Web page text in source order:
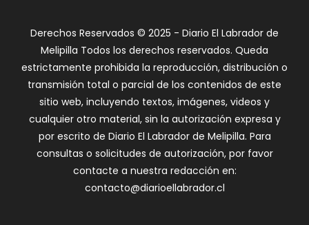
Derechos Reservados © 2025 - Diario El Labrador de
Melipilla Todos los derechos reservados. Queda
estrictamente prohibida la reproducción, distribución o
transmisión total o parcial de los contenidos de este
sitio web, incluyendo textos, imágenes, videos y
cualquier otro material, sin la autorización expresa y
por escrito de Diario El Labrador de Melipilla. Para
consultas o solicitudes de autorización, por favor
contacte a nuestra redacción en:
contacto@diarioellabrador.cl